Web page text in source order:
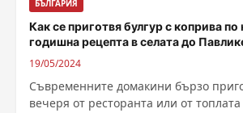
БЪЛГАРИЯ
Как се приготвя булгур с коприва
годишна рецепта в селата до
19/05/2024
Съвременните домакини бързо
вечеря от ресторанта или от